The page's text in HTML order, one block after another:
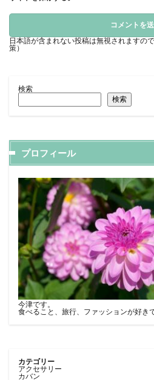
日本語が含まれない投稿は無視されますの
策）
検索
検索
プロフィール
今津です。
食べること、旅行、ファッションが好き
カテゴリー
アクセサリー
カバン